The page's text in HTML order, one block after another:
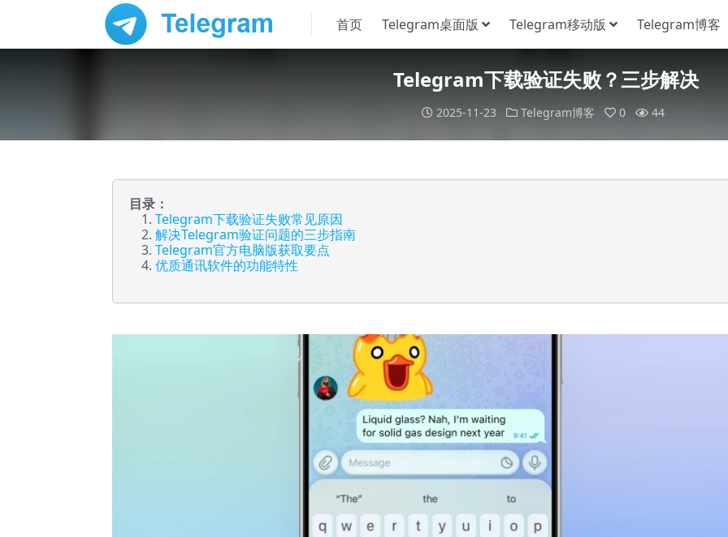
首页 Telegram桌面版 Telegram移动版 Telegram博客
Telegram下载验证失败？三步解决
2025-11-23 Telegram博客 0 44
目录：
Telegram下载验证失败常见原因
解决Telegram验证问题的三步指南
Telegram官方电脑版获取要点
优质通讯软件的功能特性